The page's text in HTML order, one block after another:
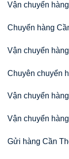
Vận chuyển
Chuyển hàng
Vận chuyển
Chuyên chuyển
Vận chuyển
Vận chuyển
Gửi hàng Cần